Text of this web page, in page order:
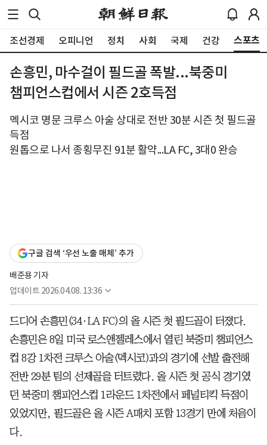
조선경제 오피니언 정치 사회 국제 건강 스포츠
손흥민, 마수걸이 필드골 폭발...북중미
챔피언스컵에서 시즌 2호득점
멕시코 명문 크루스 아술 상대로 전반 30분 시즌 첫 필드골
득점
원톱으로 나서 종횡무진 91분 활약...LA FC, 3대0 완승
구글 검색 ‘우선 노출 매체’ 추가
배준용 기자
업데이트 2026.04.08. 13:36
드디어 손흥민(34·LA FC)의 올 시즌 첫 필드골이 터졌다.
손흥민은 8일 미국 로스앤젤레스에서 열린 북중미 챔피언스
컵 8강 1차전 크루스 아술(멕시코)과의 경기에 선발 출전해
전반 29분 팀의 선제골을 터트렸다. 올 시즌 첫 공식 경기였
던 북중미 챔피언스컵 1라운드 1차전에서 페널티킥 득점이
있었지만, 필드골은 올 시즌 A매치 포함 13경기 만에 처음이
다.